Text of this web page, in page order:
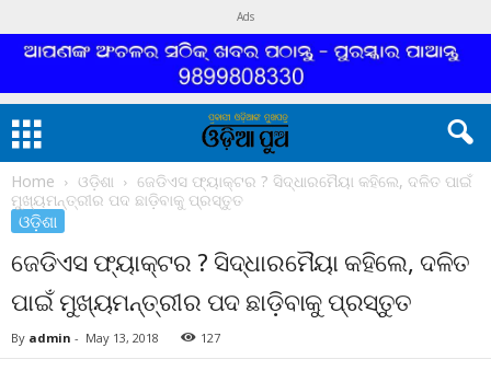
Ads
Home ଓଡ଼ିଶା
ଜେଡିଏସ ଫ୍ୟାକ୍ଟର ? ସିଦ୍ଧାରମୈୟା କହିଲେ, ଦଳିତ ପାଇଁ
ମୁଖ୍ୟମନ୍ତ୍ରୀର ପଦ ଛାଡ଼ିବାକୁ ପ୍ରସ୍ତୁତ
ଓଡ଼ିଶା
ଜେଡିଏସ ଫ୍ୟାକ୍ଟର ? ସିଦ୍ଧାରମୈୟା କହିଲେ, ଦଳିତ
ପାଇଁ ମୁଖ୍ୟମନ୍ତ୍ରୀର ପଦ ଛାଡ଼ିବାକୁ ପ୍ରସ୍ତୁତ
By admin - May 13, 2018 127